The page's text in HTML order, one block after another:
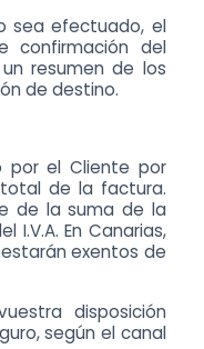
sea efectuado, el
confirmación del
resumen de los
de destino.
por el Cliente por
de la factura.
de la suma de la
I.V.A. En Canarias,
estarán exentos de
disposición
según el canal